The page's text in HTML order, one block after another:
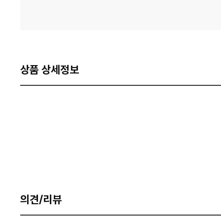
상품 상세정보
의견/리뷰